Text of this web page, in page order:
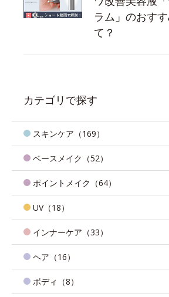
ラム」のおす
て？
カテゴリで探す
スキンケア（169）
ベースメイク（52）
ポイントメイク（64）
UV（18）
インナーケア（33）
ヘア（16）
ボディ（8）